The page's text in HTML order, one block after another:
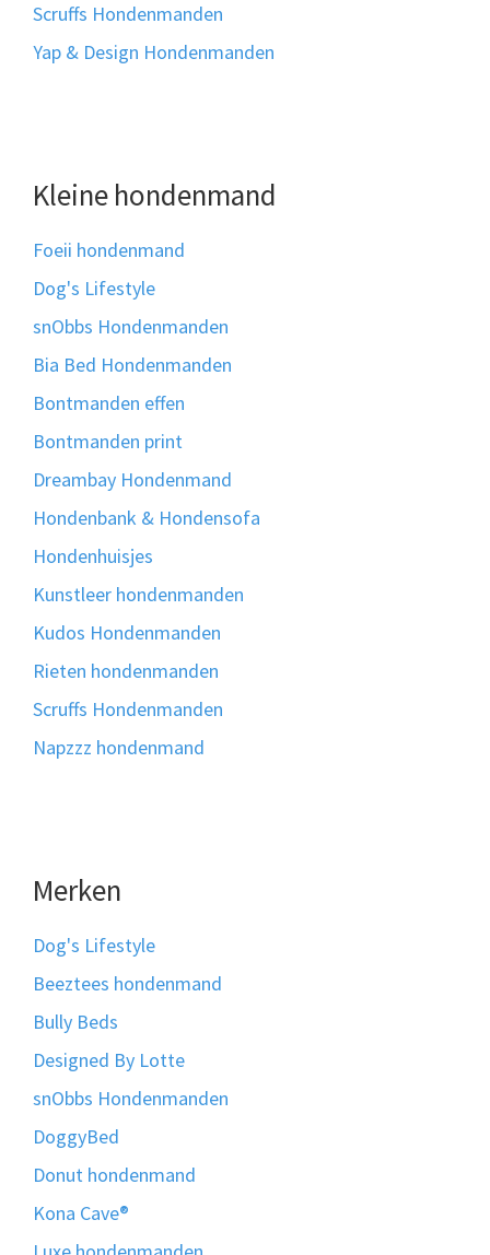
Scruffs Hondenmanden
Yap & Design Hondenmanden
Kleine hondenmand
Foeii hondenmand
Dog's Lifestyle
snObbs Hondenmanden
Bia Bed Hondenmanden
Bontmanden effen
Bontmanden print
Dreambay Hondenmand
Hondenbank & Hondensofa
Hondenhuisjes
Kunstleer hondenmanden
Kudos Hondenmanden
Rieten hondenmanden
Scruffs Hondenmanden
Napzzz hondenmand
Merken
Dog's Lifestyle
Beeztees hondenmand
Bully Beds
Designed By Lotte
snObbs Hondenmanden
DoggyBed
Donut hondenmand
Kona Cave®